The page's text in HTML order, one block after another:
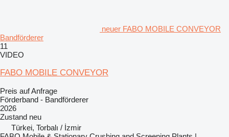
neuer FABO MOBILE CONVEYOR
Bandförderer
11
VIDEO
FABO MOBILE CONVEYOR
Preis auf Anfrage
Förderband - Bandförderer
2026
Zustand neu
Türkei, Torbalı / İzmir